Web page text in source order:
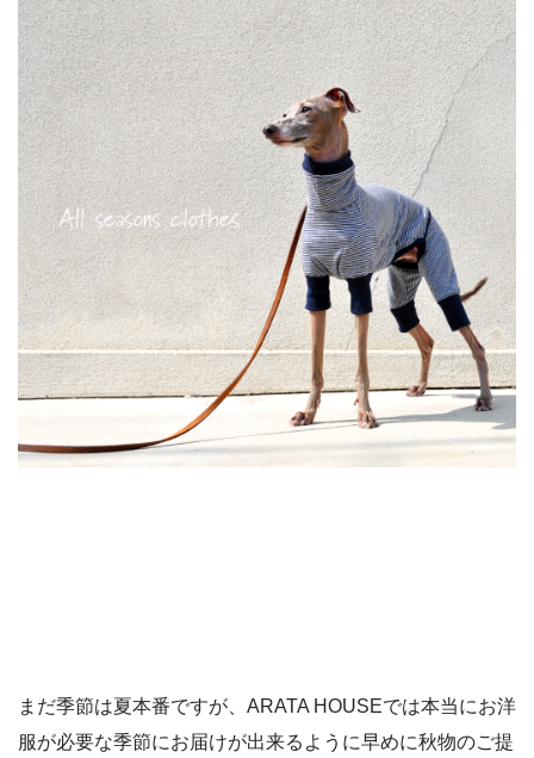
まだ季節は夏本番ですが、ARATA HOUSEでは本当にお洋
服が必要な季節にお届けが出来るように早めに秋物のご提